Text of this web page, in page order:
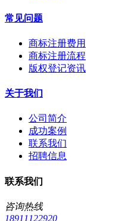
常见问题
商标注册费用
商标注册流程
版权登记资讯
关于我们
公司简介
成功案例
联系我们
招聘信息
联系我们
咨询热线
18911122920